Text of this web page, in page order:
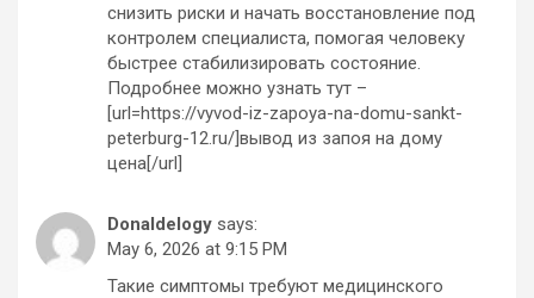
снизить риски и начать восстановление под
контролем специалиста, помогая человеку
быстрее стабилизировать состояние.
Подробнее можно узнать тут –
[url=https://vyvod-iz-zapoya-na-domu-sankt-
peterburg-12.ru/]вывод из запоя на дому
цена[/url]
Donaldelogy says:
May 6, 2026 at 9:15 PM
Такие симптомы требуют медицинского